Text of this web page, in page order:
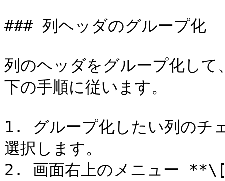
### 列ヘッダのグループ化
列のヘッダをグループ化し
下の手順に従います。
1. グループ化したい列のチ
選択します。
2. 画面右上のメニュー